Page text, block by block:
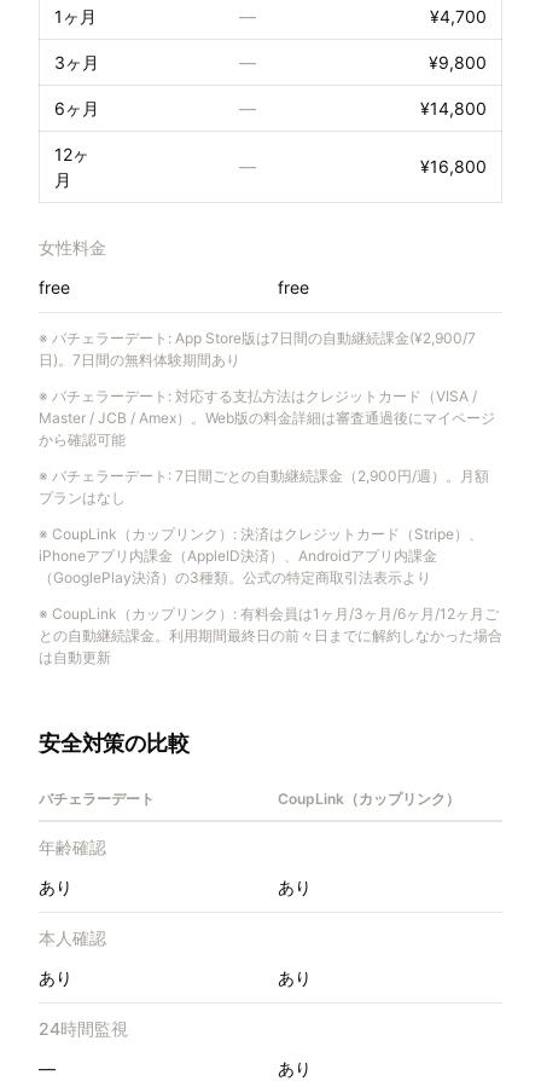
1ヶ月 — ¥4,700
3ヶ月 — ¥9,800
6ヶ月 — ¥14,800
12ヶ
月
— ¥16,800
女性料金
free
free
※ バチェラーデート : App Store版は7日間の自動継続課金(¥2,900/7
日)。7日間の無料体験期間あり
※ バチェラーデート : 対応する支払方法はクレジットカード（VISA /
Master / JCB / Amex）。Web版の料金詳細は審査通過後にマイページ
から確認可能
※ バチェラーデート : 7日間ごとの自動継続課金（2,900円/週）。月額
プランはなし
※ CoupLink（カップリンク） : 決済はクレジットカード（Stripe）、
iPhoneアプリ内課金（AppleID決済）、Androidアプリ内課金
（GooglePlay決済）の3種類。公式の特定商取引法表示より
※ CoupLink（カップリンク） : 有料会員は1ヶ月/3ヶ月/6ヶ月/12ヶ月ご
との自動継続課金。利用期間最終日の前々日までに解約しなかった場合
は自動更新
安全対策の比較
バチェラーデート CoupLink（カップリンク）
年齢確認
あり
あり
本人確認
あり
あり
24時間監視
—
あり